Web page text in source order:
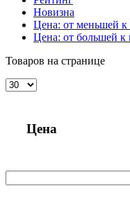
Новизна
Цена: от меньшей к
Цена: от большей к
Товаров на странице
Цена